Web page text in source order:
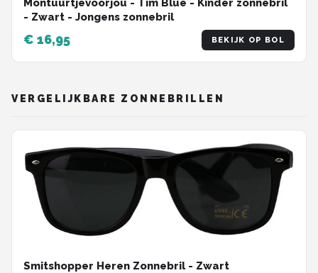
Montuurtjevoorjou - Tim Blue - Kinder zonnebril
- Zwart - Jongens zonnebril
€ 16,95 BEKIJK OP BOL
VERGELIJKBARE ZONNEBRILLEN
Smitshopper Heren Zonnebril - Zwart